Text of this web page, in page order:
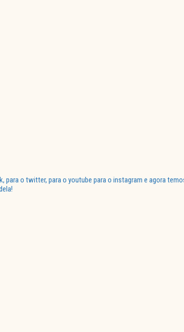
o twitter, para o youtube para o instagram e agora